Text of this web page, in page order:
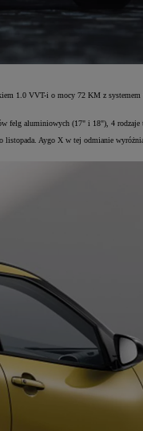
1.0 VVT-i o mocy 72 KM z
aluminiowych (17" i 18"), 4 rodzaje
Aygo X w tej odmianie